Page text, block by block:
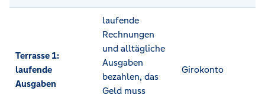
Terrasse 1:
laufende
Ausgaben
laufende
Rechnungen
und alltägliche
Ausgaben
bezahlen, das
Geld muss
Girokonto